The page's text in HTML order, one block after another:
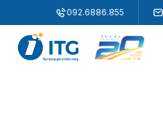
092.6886.855